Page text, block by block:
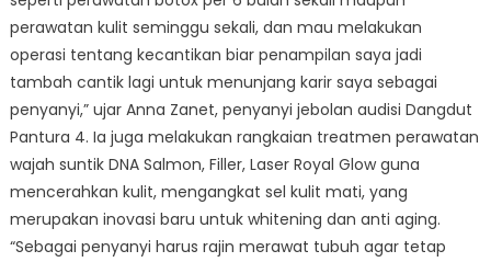
perawatan kulit seminggu sekali, dan mau melakukan
operasi tentang kecantikan biar penampilan saya jadi
tambah cantik lagi untuk menunjang karir saya sebagai
penyanyi,” ujar Anna Zanet, penyanyi jebolan audisi Dangdut
Pantura 4. Ia juga melakukan rangkaian treatmen perawatan
wajah suntik DNA Salmon, Filler, Laser Royal Glow guna
mencerahkan kulit, mengangkat sel kulit mati, yang
merupakan inovasi baru untuk whitening dan anti aging.
“Sebagai penyanyi harus rajin merawat tubuh agar tetap